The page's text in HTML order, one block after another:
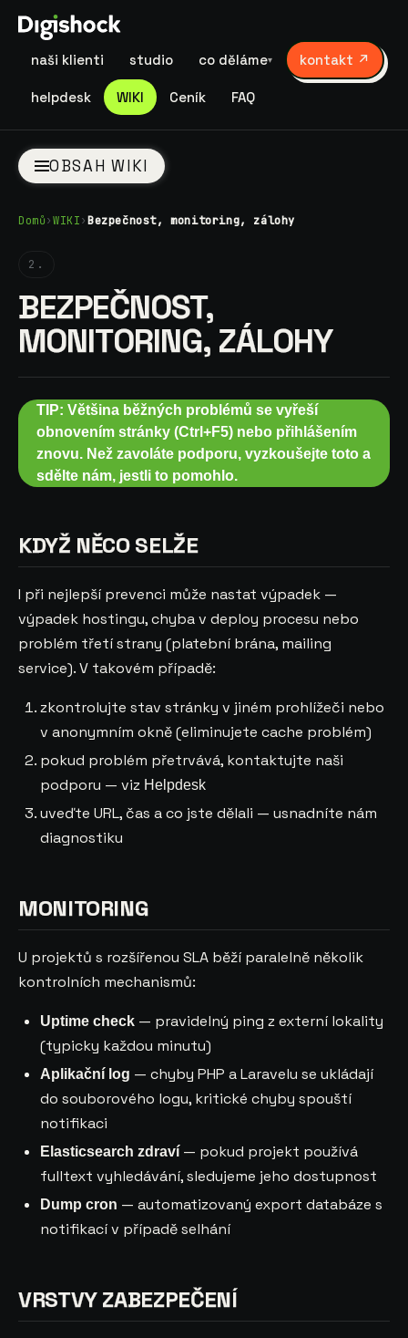
naši klienti studio co děláme▾ kontakt ↗
helpdesk WIKI Ceník FAQ
OBSAH WIKI
Domů›WIKI›Bezpečnost, monitoring, zálohy
2.
BEZPEČNOST,
MONITORING, ZÁLOHY
TIP: Většina běžných problémů se vyřeší
obnovením stránky (Ctrl+F5) nebo přihlášením
znovu. Než zavoláte podporu, vyzkoušejte toto a
sdělte nám, jestli to pomohlo.
KDYŽ NĚCO SELŽE
I při nejlepší prevenci může nastat výpadek —
výpadek hostingu, chyba v deploy procesu nebo
problém třetí strany (platební brána, mailing
service). V takovém případě:
zkontrolujte stav stránky v jiném prohlížeči nebo
v anonymním okně (eliminujete cache problém)
pokud problém přetrvává, kontaktujte naši
podporu — viz Helpdesk
uveďte URL, čas a co jste dělali — usnadníte nám
diagnostiku
MONITORING
U projektů s rozšířenou SLA běží paralelně několik
kontrolních mechanismů:
Uptime check — pravidelný ping z externí lokality
(typicky každou minutu)
Aplikační log — chyby PHP a Laravelu se ukládají
do souborového logu, kritické chyby spouští
notifikaci
Elasticsearch zdraví— pokud projekt používá
fulltext vyhledávání, sledujeme jeho dostupnost
Dump cron — automatizovaný export databáze s
notifikací v případě selhání
VRSTVY ZABEZPEČENÍ